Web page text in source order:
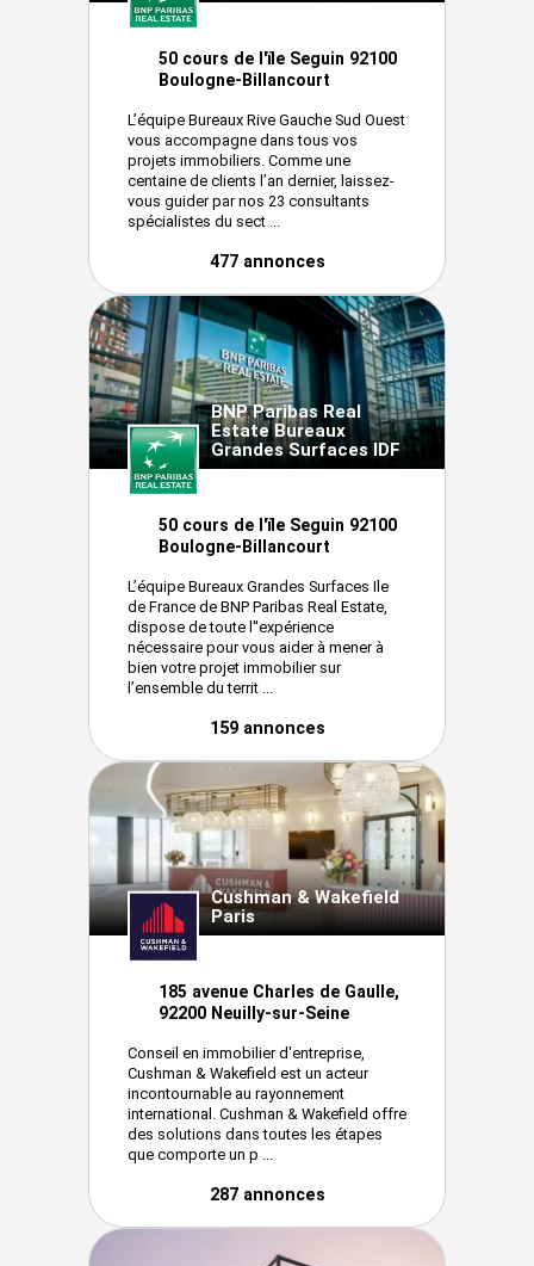
50 cours de l'ïle Seguin 92100
Boulogne-Billancourt
L’équipe Bureaux Rive Gauche Sud Ouest
vous accompagne dans tous vos
projets immobiliers. Comme une
centaine de clients l’an dernier, laissez-
vous guider par nos 23 consultants
spécialistes du sect ...
477 annonces
BNP Paribas Real
Estate Bureaux
Grandes Surfaces IDF
50 cours de l'ïle Seguin 92100
Boulogne-Billancourt
L’équipe Bureaux Grandes Surfaces Ile
de France de BNP Paribas Real Estate,
dispose de toute l''expérience
nécessaire pour vous aider à mener à
bien votre projet immobilier sur
l’ensemble du territ ...
159 annonces
Cushman & Wakefield
Paris
185 avenue Charles de Gaulle,
92200 Neuilly-sur-Seine
Conseil en immobilier d'entreprise,
Cushman & Wakefield est un acteur
incontournable au rayonnement
international. Cushman & Wakefield offre
des solutions dans toutes les étapes
que comporte un p ...
287 annonces